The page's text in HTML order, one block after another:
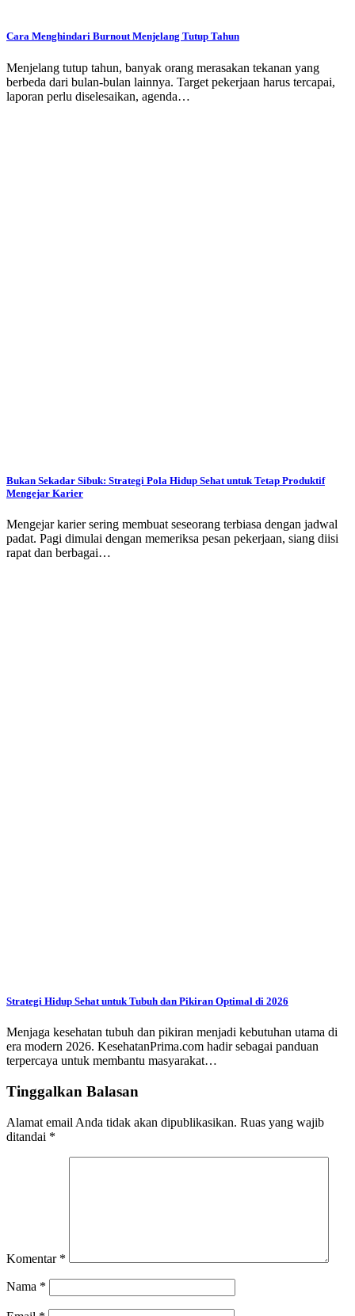
Cara Menghindari Burnout Menjelang Tutup Tahun
Menjelang tutup tahun, banyak orang merasakan tekanan yang
berbeda dari bulan-bulan lainnya. Target pekerjaan harus tercapai,
laporan perlu diselesaikan, agenda…
Bukan Sekadar Sibuk: Strategi Pola Hidup Sehat untuk Tetap Produktif
Mengejar Karier
Mengejar karier sering membuat seseorang terbiasa dengan jadwal
padat. Pagi dimulai dengan memeriksa pesan pekerjaan, siang diisi
rapat dan berbagai…
Strategi Hidup Sehat untuk Tubuh dan Pikiran Optimal di 2026
Menjaga kesehatan tubuh dan pikiran menjadi kebutuhan utama di
era modern 2026. KesehatanPrima.com hadir sebagai panduan
terpercaya untuk membantu masyarakat…
Tinggalkan Balasan
Alamat email Anda tidak akan dipublikasikan. Ruas yang wajib
ditandai *
Komentar *
Nama *